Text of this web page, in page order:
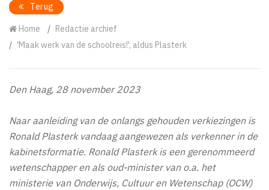
Terug
Home
Redactie archief
'Maak werk van de schoolreis!', aldus Plasterk
Den Haag, 28 november 2023
Naar aanleiding van de onlangs gehouden verkiezingen is
Ronald Plasterk vandaag aangewezen als verkenner in de
kabinetsformatie. Ronald Plasterk is een gerenommeerd
wetenschapper en als oud-minister van o.a. het
ministerie van Onderwijs, Cultuur en Wetenschap (OCW)